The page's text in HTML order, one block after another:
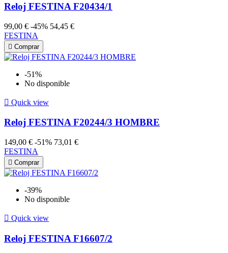
Reloj FESTINA F20434/1
99,00 € -45% 54,45 €
FESTINA
 Comprar
-51%
No disponible
 Quick view
Reloj FESTINA F20244/3 HOMBRE
149,00 € -51% 73,01 €
FESTINA
 Comprar
-39%
No disponible
 Quick view
Reloj FESTINA F16607/2